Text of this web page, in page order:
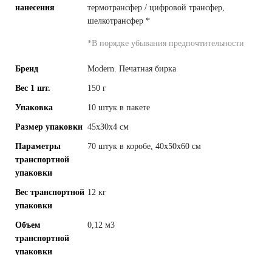
нанесения
термотрансфер / цифровой трансфер,
шелкотрансфер *
*В порядке убывания предпочтительности
Бренд Modern. Печатная бирка
Вес 1 шт. 150 г
Упаковка 10 штук в пакете
Размер упаковки 45х30х4 см
Параметры
транспортной
упаковки
70 штук в коробе, 40x50x60 см
Вес транспортной
упаковки
12 кг
Объем
транспортной
упаковки
0,12 м3